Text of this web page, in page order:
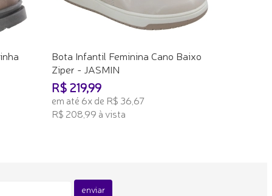
Bota Infantil Feminina Cano Baixo
Ziper - JASMIN
R$ 219,99
em até 6x de R$ 36,67
R$ 208,99 à vista
enviar